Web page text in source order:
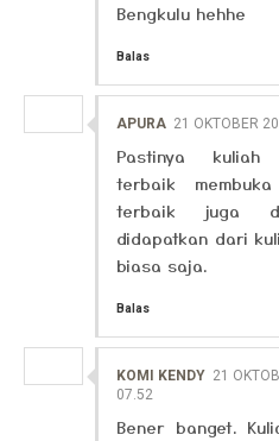
Bengkulu hehhe
Balas
APURA 21 OKTOBER
Pastinya
terbaik
terbaik juga
didapatkan dari
biasa saja.
Balas
KOMI KENDY 21
07.52
Bener banget.